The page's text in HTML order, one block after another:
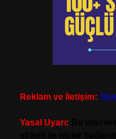
Reklam ve İletişim:
Yasal Uyarı: